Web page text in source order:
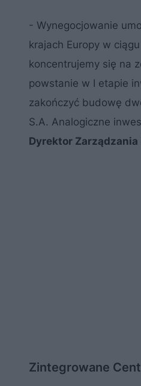
- Wynegocjowanie
krajach Europy w
koncentrujemy się na
powstanie w I etapie
zakończyć budowę
S.A. Analogiczne
Dyrektor Zarządzania
Zintegrowane